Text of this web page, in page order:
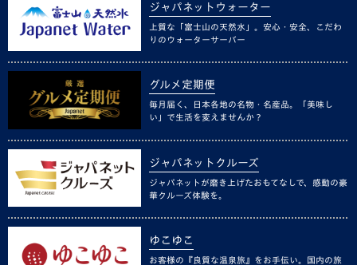
ジャパネットウォーター
上質な「富士山の天然水」。安心・安全、こだわ
りのウォーターサーバー
グルメ定期便
毎月届く、日本各地の名物・名産品。「美味し
い」で生活を変えませんか？
ジャパネットクルーズ
ジャパネットが磨き上げたおもてなしで、感動の豪
華クルーズ体験を。
ゆこゆこ
お客様の『良質な温泉旅』をお手伝い。国内の旅